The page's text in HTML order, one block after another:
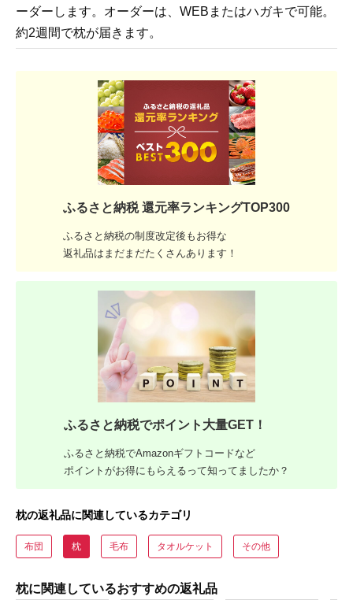
ーダーします。オーダーは、WEBまたはハガキで可能。
約2週間で枕が届きます。
ふるさと納税 還元率ランキングTOP300
ふるさと納税の制度改定後もお得な
返礼品はまだまだたくさんあります！
ふるさと納税でポイント大量GET！
ふるさと納税でAmazonギフトコードなど
ポイントがお得にもらえるって知ってましたか？
枕の返礼品に関連しているカテゴリ
布団 枕 毛布 タオルケット その他
枕に関連しているおすすめの返礼品